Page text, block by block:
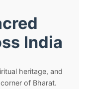
India
heritage, and
of Bharat.